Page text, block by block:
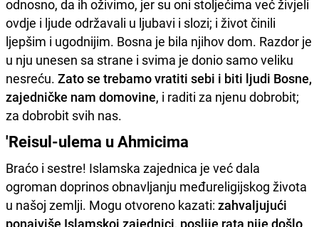
odnosno, da ih oživimo, jer su oni stoljećima već živjeli
ovdje i ljude održavali u ljubavi i slozi; i život činili
ljepšim i ugodnijim. Bosna je bila njihov dom. Razdor je
u nju unesen sa strane i svima je donio samo veliku
nesreću. Zato se trebamo vratiti sebi i biti ljudi Bosne,
zajedničke nam domovine, i raditi za njenu dobrobit;
za dobrobit svih nas.
'Reisul-ulema u Ahmicima
Braćo i sestre! Islamska zajednica je već dala
ogroman doprinos obnavljanju međureligijskog života
u našoj zemlji. Mogu otvoreno kazati: zahvaljujući
ponajviše Islamskoj zajednici, poslije rata nije došlo